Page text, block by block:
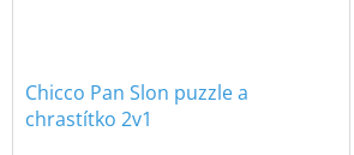
Chicco Pan Slon puzzle a
chrastítko 2v1